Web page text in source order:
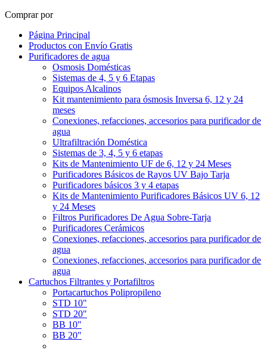
Comprar por
Página Principal
Productos con Envío Gratis
Purificadores de agua
Osmosis Domésticas
Sistemas de 4, 5 y 6 Etapas
Equipos Alcalinos
Kit mantenimiento para ósmosis Inversa 6, 12 y 24
meses
Conexiones, refacciones, accesorios para purificador de
agua
Ultrafiltración Doméstica
Sistemas de 3, 4, 5 y 6 etapas
Kits de Mantenimiento UF de 6, 12 y 24 Meses
Purificadores Básicos de Rayos UV Bajo Tarja
Purificadores básicos 3 y 4 etapas
Kits de Mantenimiento Purificadores Básicos UV 6, 12
y 24 Meses
Filtros Purificadores De Agua Sobre-Tarja
Purificadores Cerámicos
Conexiones, refacciones, accesorios para purificador de
agua
Conexiones, refacciones, accesorios para purificador de
agua
Cartuchos Filtrantes y Portafiltros
Portacartuchos Polipropileno
STD 10"
STD 20"
BB 10"
BB 20"